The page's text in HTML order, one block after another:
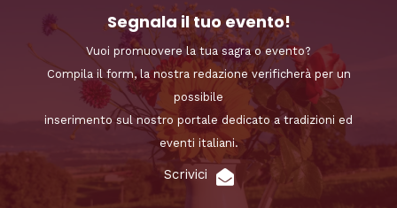
Segnala il tuo evento!
Vuoi promuovere la tua sagra o evento?
Compila il form, la nostra redazione verificherà per un
possibile
inserimento sul nostro portale dedicato a tradizioni ed
eventi italiani.
Scrivici